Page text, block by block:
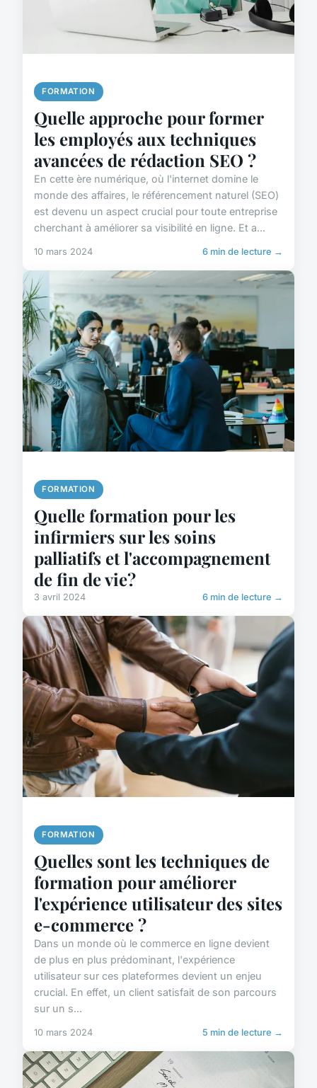
FORMATION
Quelle approche pour former
les employés aux techniques
avancées de rédaction SEO ?
En cette ère numérique, où l'internet domine le
monde des affaires, le référencement naturel (SEO)
est devenu un aspect crucial pour toute entreprise
cherchant à améliorer sa visibilité en ligne. Et a...
10 mars 2024 6 min de lecture →
FORMATION
Quelle formation pour les
infirmiers sur les soins
palliatifs et l'accompagnement
de fin de vie?
3 avril 2024 6 min de lecture →
FORMATION
Quelles sont les techniques de
formation pour améliorer
l'expérience utilisateur des sites
e-commerce ?
Dans un monde où le commerce en ligne devient
de plus en plus prédominant, l'expérience
utilisateur sur ces plateformes devient un enjeu
crucial. En effet, un client satisfait de son parcours
sur un s...
10 mars 2024 5 min de lecture →